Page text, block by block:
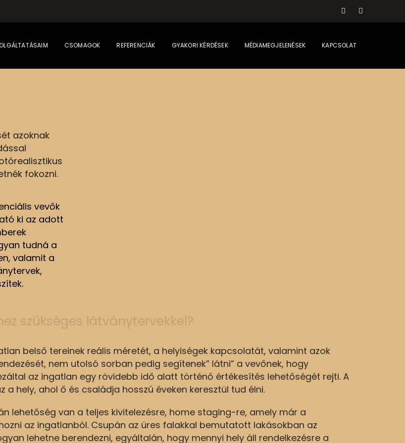
CSOMAGOK REFERENCIÁK GYAKORI KÉRDÉSEK MÉDIAMEGJELENÉSEK KAPCSOLAT
azoknak
fokozni.
vevők
ki az adott
tudná a
valamit a
szükséges látványtervekkel?
belső tereinek reális méretét, a helyiségek kapcsolatát, valamint azok
nem utolsó sorban pedig segítenek” látni” a vevőnek, hogy
az ingatlan egy rövidebb idő alatt történő értékesítés lehetőségét rejti. A
hely, ahol ő és családja hosszú éveken keresztül tud élni.
lehetőség van a teljes kivitelezésre, home staging-re, amely már a
az ingatlanból. Csupán az üres falakkal bemutatott lakásokban az
lehetne berendezni, egyáltalán, hogy mennyi hely áll rendelkezésre a